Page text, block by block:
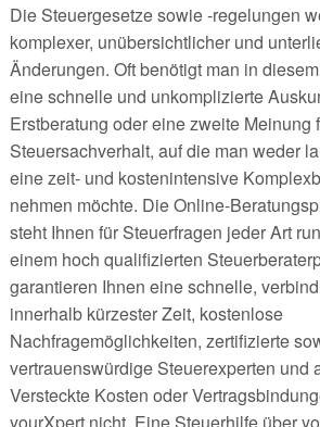
Die Steuergesetze sowie -regelungen
komplexer, unübersichtlicher und
Änderungen. Oft benötigt man in
eine schnelle und unkomplizierte
Erstberatung oder eine zweite Meinung
Steuersachverhalt, auf die man weder
eine zeit- und kostenintensive
nehmen möchte. Die Online-
steht Ihnen für Steuerfragen jeder Art
einem hoch qualifizierten
garantieren Ihnen eine schnelle,
innerhalb kürzester Zeit, kostenlose
Nachfragemöglichkeiten, zertifizierte
vertrauenswürdige Steuerexperten und
Versteckte Kosten oder
yourXpert nicht. Eine Steuerhilfe über